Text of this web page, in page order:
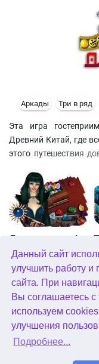
Данный сайт
улучшить работу и
сайта. При
Вы соглашаетесь
используем
улучшения
Подробнее...
Аркады Три в ряд
Эта игра
Древний Китай, где
этого путешествия
на этом поприще,
бонусов и немного
загляните в Зал
побороться,
Джевел матч 4
Хранитель рун